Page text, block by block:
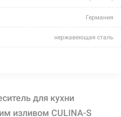
Германия
нержавеющая сталь
для кухни
изливом CULINA-S